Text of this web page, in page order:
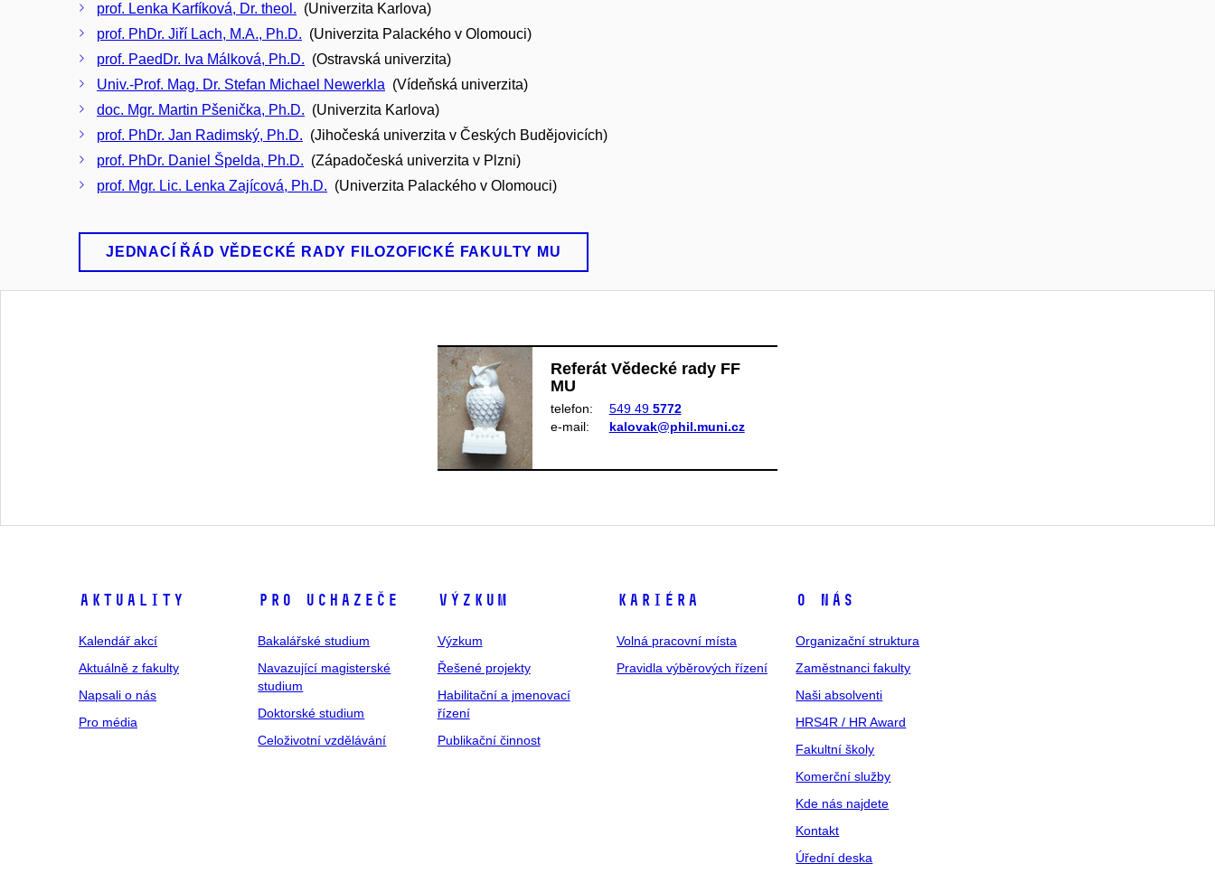
prof. Lenka Karfíková, Dr. theol. (Univerzita Karlova)
prof. PhDr. Jiří Lach, M.A., Ph.D. (Univerzita Palackého v Olomouci)
prof. PaedDr. Iva Málková, Ph.D. (Ostravská univerzita)
Univ.-Prof. Mag. Dr. Stefan Michael Newerkla (Vídeňská univerzita)
doc. Mgr. Martin Pšenička, Ph.D. (Univerzita Karlova)
prof. PhDr. Jan Radimský, Ph.D. (Jihočeská univerzita v Českých Budějovicích)
prof. PhDr. Daniel Špelda, Ph.D. (Západočeská univerzita v Plzni)
prof. Mgr. Lic. Lenka Zajícová, Ph.D. (Univerzita Palackého v Olomouci)
JEDNACÍ ŘÁD VĚDECKÉ RADY FILOZOFICKÉ FAKULTY MU
Referát Vědecké rady FF
MU
telefon: 549 49 5772
e‑mail:
kalovak@phil.muni.cz
Aktuality
Kalendář akcí
Aktuálně z fakulty
Napsali o nás
Pro média
Pro uchazeče
Bakalářské studium
Navazující magisterské
studium
Doktorské studium
Celoživotní vzdělávání
Výzkum
Výzkum
Řešené projekty
Habilitační a jmenovací
řízení
Publikační činnost
Kariéra
Volná pracovní místa
Pravidla výběrových řízení
O nás
Organizační struktura
Zaměstnanci fakulty
Naši absolventi
HRS4R / HR Award
Fakultní školy
Komerční služby
Kde nás najdete
Kontakt
Úřední deska